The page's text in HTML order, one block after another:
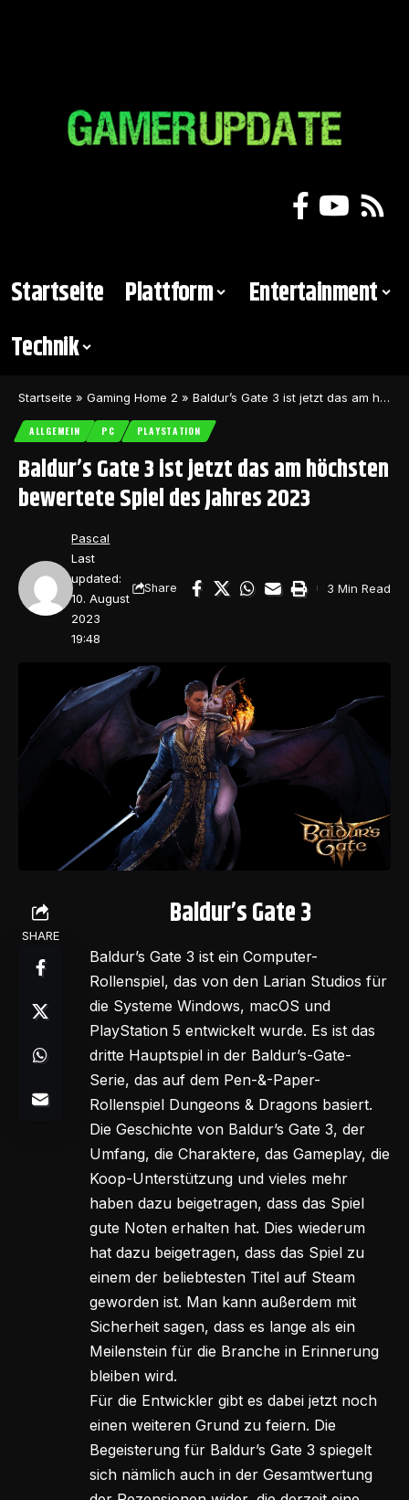
Startseite Plattform
Entertainment
Technik
Startseite » Gaming Home 2 » Baldur’s Gate 3 ist jetzt das am höchsten bewertete Spiel des Jahres 2023
ALLGEMEIN PC PLAYSTATION
Baldur’s Gate 3 ist jetzt das am höchsten
bewertete Spiel des Jahres 2023
Last
updated:
10. August
2023
19:48
Pascal
Share 3 Min Read
SHARE
Baldur’s Gate 3
Baldur’s Gate 3 ist ein Computer-
Rollenspiel, das von den Larian Studios für
die Systeme Windows, macOS und
PlayStation 5 entwickelt wurde. Es ist das
dritte Hauptspiel in der Baldur’s-Gate-
Serie, das auf dem Pen-&-Paper-
Rollenspiel Dungeons & Dragons basiert.
Die Geschichte von Baldur’s Gate 3, der
Umfang, die Charaktere, das Gameplay, die
Koop-Unterstützung und vieles mehr
haben dazu beigetragen, dass das Spiel
gute Noten erhalten hat. Dies wiederum
hat dazu beigetragen, dass das Spiel zu
einem der beliebtesten Titel auf Steam
geworden ist. Man kann außerdem mit
Sicherheit sagen, dass es lange als ein
Meilenstein für die Branche in Erinnerung
bleiben wird.
Für die Entwickler gibt es dabei jetzt noch
einen weiteren Grund zu feiern. Die
Begeisterung für Baldur’s Gate 3 spiegelt
sich nämlich auch in der Gesamtwertung